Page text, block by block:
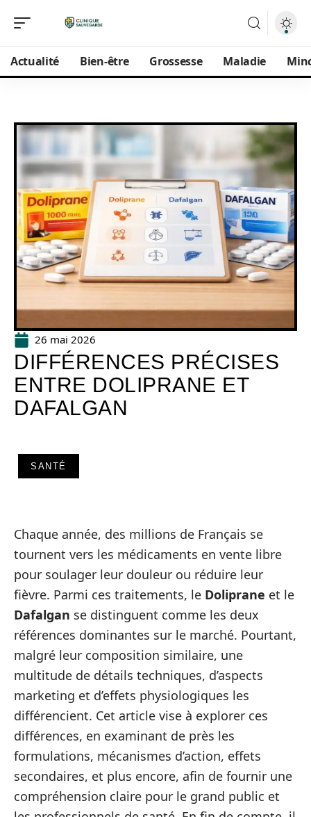
Actualité Bien-être Grossesse Maladie
26 mai 2026
DIFFÉRENCES PRÉCISES
ENTRE DOLIPRANE ET
DAFALGAN
SANTÉ
Chaque année, des millions de Français se
tournent vers les médicaments en vente libre
pour soulager leur douleur ou réduire leur
fièvre. Parmi ces traitements, le Doliprane et le
Dafalgan se distinguent comme les deux
références dominantes sur le marché. Pourtant,
malgré leur composition similaire, une
multitude de détails techniques, d’aspects
marketing et d’effets physiologiques les
différencient. Cet article vise à explorer ces
différences, en examinant de près les
formulations, mécanismes d’action, effets
secondaires, et plus encore, afin de fournir une
compréhension claire pour le grand public et